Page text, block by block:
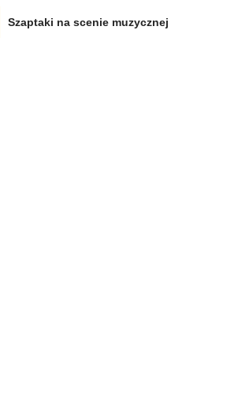
Szaptaki na scenie muzycznej